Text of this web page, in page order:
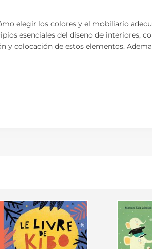
elegir los colores y el mobiliario
esenciales del diseno de interiores,
y colocación de estos elementos.